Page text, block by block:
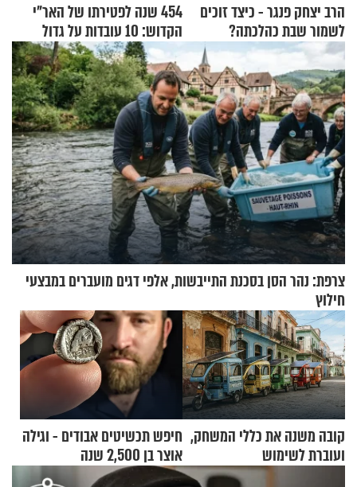
הרב יצחק פנגר - כיצד זוכים
לשמור שבת כהלכתה?
454 שנה לפטירתו של האר"י
הקדוש: 10 עובדות על גדול
מקובלי צפת
צרפת: נהר הסן בסכנת התייבשות, אלפי דגים מועברים במבצעי
חילוץ
קובה משנה את כללי המשחק,
ועוברת לשימוש
בתלת־אופנועים סולאריים
חיפש תכשיטים אבודים - וגילה
אוצר בן 2,500 שנה